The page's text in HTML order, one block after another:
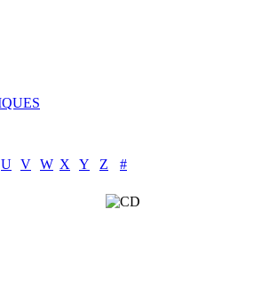
U V W X Y Z #